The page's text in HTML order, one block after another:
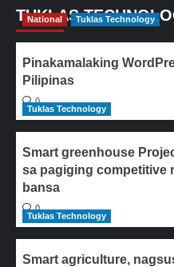
TUKLAS
National Tuklas Technology
Pinakamalaking
Pilipinas
0
Tuklas Technology
Smart greenhouse
sa pagiging competitive
bansa
0
Tuklas Technology
Smart agriculture,